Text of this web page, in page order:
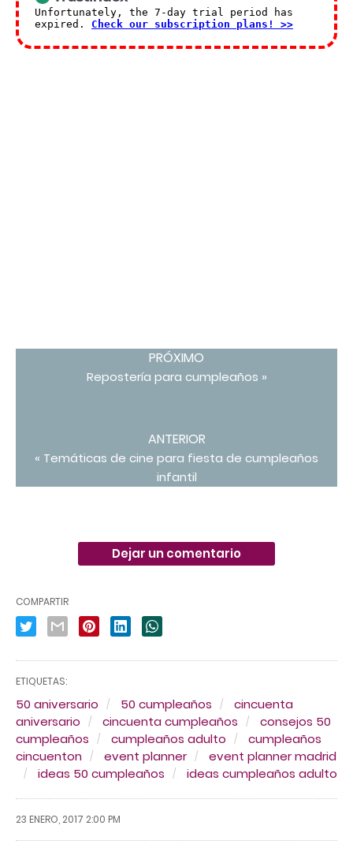
PRÓXIMO
Repostería para cumpleaños »
ANTERIOR
« Temáticas de cine para fiesta de cumpleaños
infantil
Dejar un comentario
COMPARTIR
ETIQUETAS:
50 aniversario 50 cumpleaños
cincuenta
aniversario
cincuenta cumpleaños
consejos 50
cumpleaños
cumpleaños adulto
cumpleaños
cincuenton
event planner
event planner madrid
ideas 50 cumpleaños
ideas cumpleaños adulto
23 ENERO, 2017 2:00 PM